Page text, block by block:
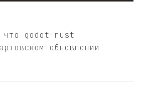
что godot-rust
обновлении